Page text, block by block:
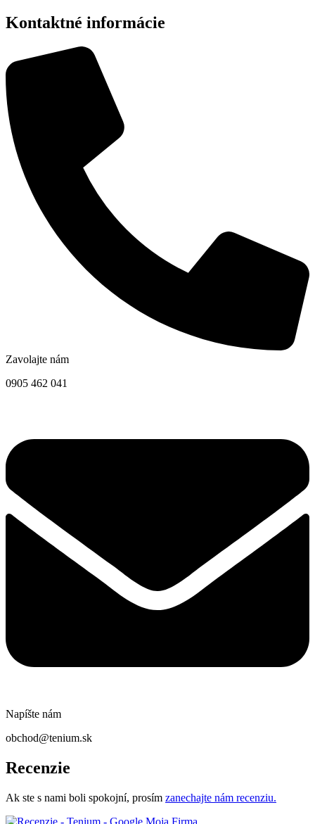
Kontaktné informácie
Zavolajte nám
0905 462 041
Napíšte nám
obchod@tenium.sk
Recenzie
Ak ste s nami boli spokojní, prosím zanechajte nám recenziu.